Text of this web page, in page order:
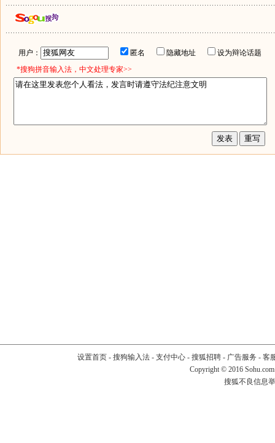
用户： 匿名 隐藏地址
设为辩论话题
*搜狗拼音输入法，中文处理专家>>
设置首页- 搜狗输入法- 支付中心- 搜狐招聘- 广告服务 - 客
Copyright © 2016
搜狐不良信息